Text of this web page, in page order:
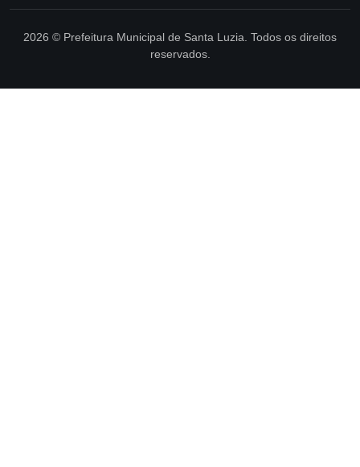
2026 © Prefeitura Municipal de Santa Luzia. Todos os direitos
reservados.